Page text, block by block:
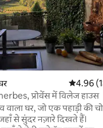
औसत4.96
प्रोवेंस में विलेज हाउस
वाला घर, जो एक पहाड़ी की
से सुंदर नज़ारे दिखते हैं।